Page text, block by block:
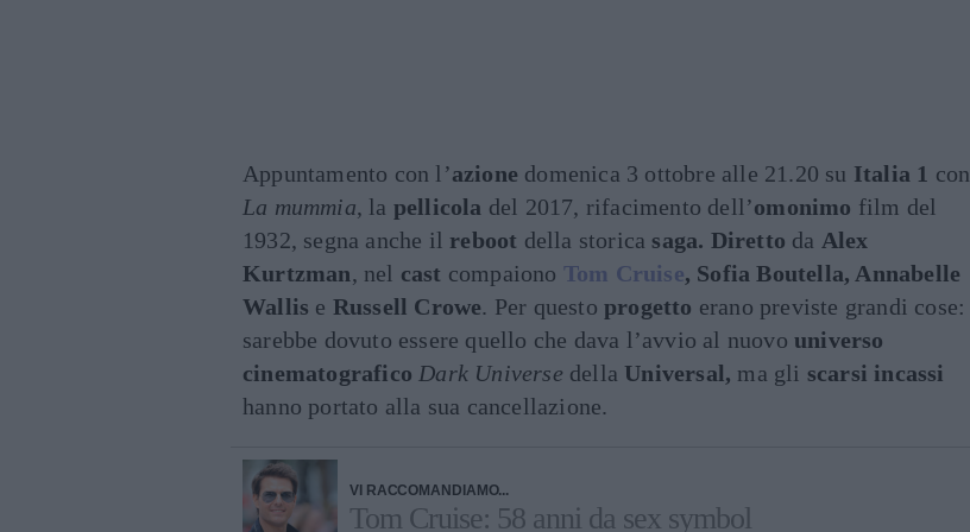
Appuntamento con l’azione domenica 3 ottobre alle 21.20 su Italia 1 con
La mummia, la pellicola del 2017, rifacimento dell’omonimo film del
1932, segna anche il reboot della storica saga. Diretto da Alex
Kurtzman, nel cast compaiono Tom Cruise, Sofia Boutella, Annabelle
Wallis e Russell Crowe. Per questoprogetto erano previste grandi cose:
sarebbe dovuto essere quello che dava l’avvio al nuovouniverso
cinematografico Dark Universe della Universal, ma gli scarsi incassi
hanno portato alla sua cancellazione.
VI RACCOMANDIAMO...
Tom Cruise: 58 anni da sex symbol